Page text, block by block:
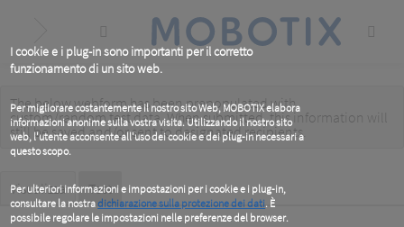
I cookie e i plug-in sono importanti per il corretto
funzionamento di un sito web.
Per migliorare costantemente il nostro sito Web, MOBOTIX elabora
informazioni anonime sulla vostra visita. Utilizzando il nostro sito
web, l'utente acconsente all'uso dei cookie e dei plug-in necessari a
questo scopo.
Per ulteriori informazioni e impostazioni per i cookie e i plug-in,
consultare la nostradichiarazione sulla protezione dei dati. È
possibile regolare le impostazioni nelle preferenze del browser.
content
Warning
message
The below webform has been prepopulated with
custom/random test data. When submitted, this information will
still be savedand/orsent to designated recipients.
Primary
tabs
Visualizza Test(active
tab)